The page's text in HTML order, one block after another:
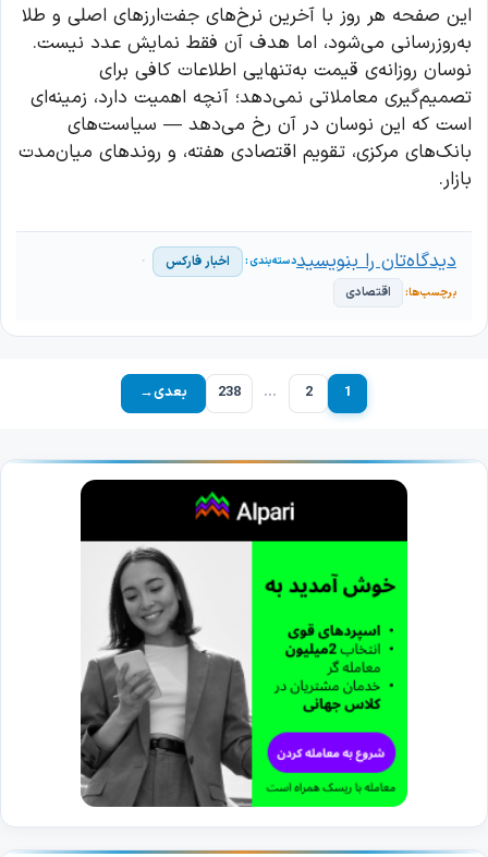
این صفحه هر روز با آخرین نرخ‌های جفت‌ارزهای اصلی و طلا
به‌روزرسانی می‌شود، اما هدف آن فقط نمایش عدد نیست.
نوسان روزانه‌ی قیمت به‌تنهایی اطلاعات کافی برای
تصمیم‌گیری معاملاتی نمی‌دهد؛ آنچه اهمیت دارد، زمینه‌ای
است که این نوسان در آن رخ می‌دهد — سیاست‌های
بانک‌های مرکزی، تقویم اقتصادی هفته، و روندهای میان‌مدت
بازار.
اخبار فارکس
اقتصادی
دیدگاه‌تان را بنویسید
برگه1 برگه2
… برگه
238 بعدی→